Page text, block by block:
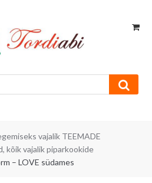
vajalik TEEMADE
kõik vajalik piparkookide
– LOVE südames